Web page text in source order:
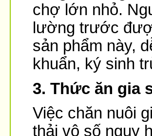
chợ lớn nhỏ.
lường trước
sản phẩm này,
khuẩn, ký sinh
3. Thức ăn gia
Việc chăn nuôi
thải vô số nguy